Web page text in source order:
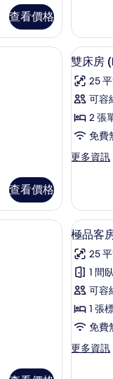
查看價格
有
相
片
房
(with
Bathtub)
詳
情
、迷你吧、客房內保險箱、
查看價格
顯
示
雙
床
房
T-
所
有
相
片
5
雙床房
25
可容
2 張
免費
更多資訊
更
房
T-
的
詳
情
客房內保險箱、書桌
顯
示
極
品
客
房
的
3
極品客
25
1 間
可容
1 張
免費
更多資訊
更